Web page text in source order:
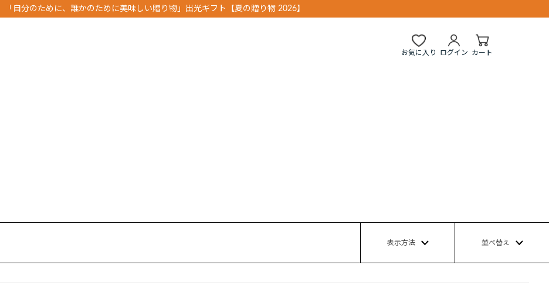
「自分のために、誰かのために美味しい贈り物」出光ギフト【夏の贈り物 2026】
お気に入り ログイン カート
表示方法 並べ替え